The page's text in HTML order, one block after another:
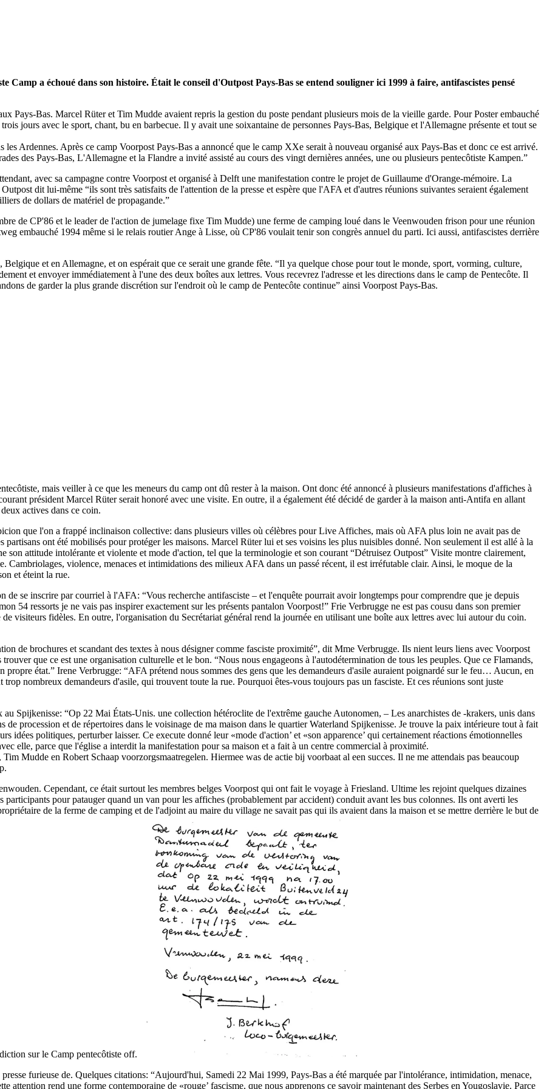
Camp a échoué dans son histoire. Était le conseil d'Outpost Pays-Bas se entend souligner ici 1999 à faire, antifascistes pensé
Pays-Bas. Marcel Rüter et Tim Mudde avaient repris la gestion du poste pendant plusieurs mois de la vieille garde. Pour Poster embauché
jours avec le sport, chant, bu en barbecue. Il y avait une soixantaine de personnes Pays-Bas, Belgique et l'Allemagne présente et tout se
Ardennes. Après ce camp Voorpost Pays-Bas a annoncé que le camp XXe serait à nouveau organisé aux Pays-Bas et donc ce est arrivé.
des Pays-Bas, L'Allemagne et la Flandre a invité assisté au cours des vingt dernières années, une ou plusieurs pentecôtiste Kampen.”
avec sa campagne contre Voorpost et organisé à Delft une manifestation contre le projet de Guillaume d'Orange-mémoire. La
dit lui-même “ils sont très satisfaits de l'attention de la presse et espère que l'AFA et d'autres réunions suivantes seraient également
de dollars de matériel de propagande.”
de CP'86 et le leader de l'action de jumelage fixe Tim Mudde) une ferme de camping loué dans le Veenwouden frison pour une réunion
embauché 1994 même si le relais routier Ange à Lisse, où CP'86 voulait tenir son congrès annuel du parti. Ici aussi, antifascistes derrière
et en Allemagne, et on espérait que ce serait une grande fête. “Il ya quelque chose pour tout le monde, sport, vorming, culture,
et envoyer immédiatement à l'une des deux boîtes aux lettres. Vous recevrez l'adresse et les directions dans le camp de Pentecôte. Il
de garder la plus grande discrétion sur l'endroit où le camp de Pentecôte continue” ainsi Voorpost Pays-Bas.
mais veiller à ce que les meneurs du camp ont dû rester à la maison. Ont donc été annoncé à plusieurs manifestations d'affiches à
président Marcel Rüter serait honoré avec une visite. En outre, il a également été décidé de garder à la maison anti-Antifa en allant
actives dans ce coin.
que l'on a frappé inclinaison collective: dans plusieurs villes où célèbres pour Live Affiches, mais où AFA plus loin ne avait pas de
ont été mobilisés pour protéger les maisons. Marcel Rüter lui et ses voisins les plus nuisibles donné. Non seulement il est allé à la
son attitude intolérante et violente et mode d'action, tel que la terminologie et son courant “Détruisez Outpost” Visite montre clairement,
Cambriolages, violence, menaces et intimidations des milieux AFA dans un passé récent, il est irréfutable clair. Ainsi, le moque de la
et éteint la rue.
de se inscrire par courriel à l'AFA: “Vous recherche antifasciste – et l'enquête pourrait avoir longtemps pour comprendre que je depuis
54 ressorts je ne vais pas inspirer exactement sur les présents pantalon Voorpost!” Frie Verbrugge ne est pas cousu dans son premier
visiteurs fidèles. En outre, l'organisation du Secrétariat général rend la journée en utilisant une boîte aux lettres avec lui autour du coin.
de brochures et scandant des textes à nous désigner comme fasciste proximité”, dit Mme Verbrugge. Ils nient leurs liens avec Voorpost
que ce est une organisation culturelle et le bon. “Nous nous engageons à l'autodétermination de tous les peuples. Que ce Flamands,
état.” Irene Verbrugge: “AFA prétend nous sommes des gens que les demandeurs d'asile auraient poignardé sur le feu… Aucun, en
nombreux demandeurs d'asile, qui trouvent toute la rue. Pourquoi êtes-vous toujours pas un fasciste. Et ces réunions sont juste
Spijkenisse: “Op 22 Mai États-Unis. une collection hétéroclite de l'extrême gauche Autonomen, – Les anarchistes de -krakers, unis dans
procession et de répertoires dans le voisinage de ma maison dans le quartier Waterland Spijkenisse. Je trouve la paix intérieure tout à fait
idées politiques, perturber laisser. Ce execute donné leur «mode d'action’ et «son apparence’ qui certainement réactions émotionnelles
elle, parce que l'église a interdit la manifestation pour sa maison et a fait à un centre commercial à proximité.
Tim Mudde en Robert Schaap voorzorgsmaatregelen. Hiermee was de actie bij voorbaat al een succes. Il ne me attendais pas beaucoup
Cependant, ce était surtout les membres belges Voorpost qui ont fait le voyage à Friesland. Ultime les rejoint quelques dizaines
pour patauger quand un van pour les affiches (probablement par accident) conduit avant les bus colonnes. Ils ont averti les
de la ferme de camping et de l'adjoint au maire du village ne savait pas qui ils avaient dans la maison et se mettre derrière le but de
sur le Camp pentecôtiste off.
furieuse de. Quelques citations: “Aujourd'hui, Samedi 22 Mai 1999, Pays-Bas a été marquée par l'intolérance, intimidation, menace,
rend une forme contemporaine de «rouge’ fascisme, que nous apprenons ce savoir maintenant des Serbes en Yougoslavie. Parce